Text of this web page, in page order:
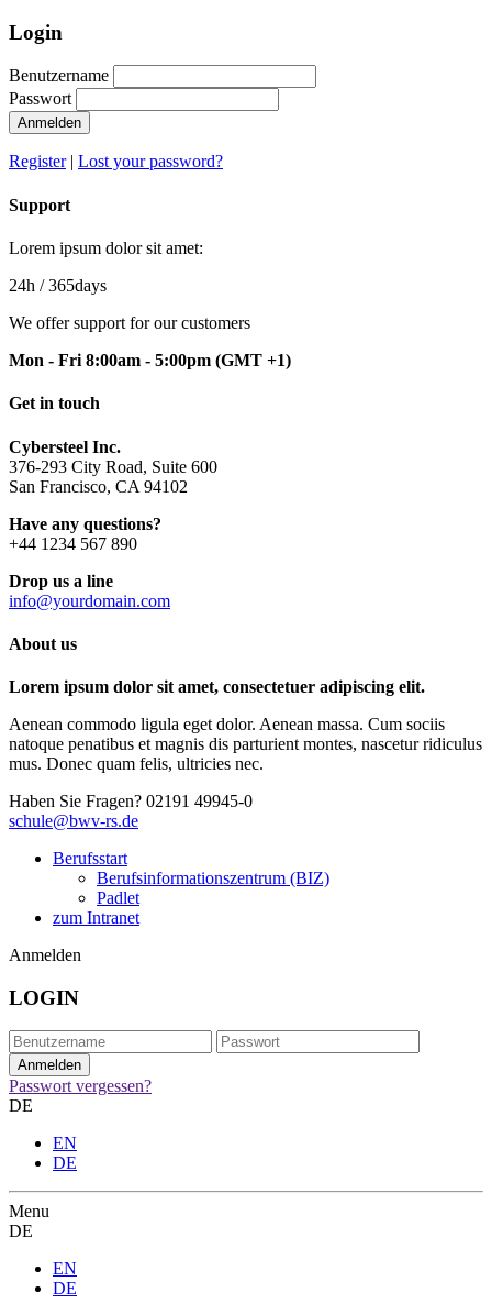
Login
Benutzername
Passwort
Anmelden
Register| Lost your password?
Support
Lorem ipsum dolor sit amet:
24h / 365days
We offer support for our customers
Mon - Fri 8:00am - 5:00pm (GMT +1)
Get in touch
Cybersteel Inc.
376-293 City Road, Suite 600
San Francisco, CA 94102
Have any questions?
+44 1234 567 890
Drop us a line
info@yourdomain.com
About us
Lorem ipsum dolor sit amet, consectetuer adipiscing elit.
Aenean commodo ligula eget dolor. Aenean massa. Cum sociis
natoque penatibus et magnis dis parturient montes, nascetur ridiculus
mus. Donec quam felis, ultricies nec.
Haben Sie Fragen? 02191 49945-0
schule@bwv-rs.de
Berufsstart
Berufsinformationszentrum (BIZ)
Padlet
zum Intranet
Anmelden
LOGIN
Passwort vergessen?
DE
EN
DE
Menu
DE
EN
DE